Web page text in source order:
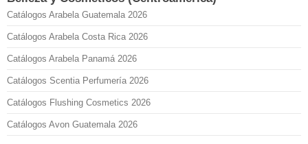
Catálogos Arabela Guatemala 2026
Catálogos Arabela Costa Rica 2026
Catálogos Arabela Panamá 2026
Catálogos Scentia Perfumería 2026
Catálogos Flushing Cosmetics 2026
Catálogos Avon Guatemala 2026